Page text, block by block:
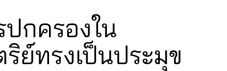
กครองใน
ย์ทรงเป็นประมุข